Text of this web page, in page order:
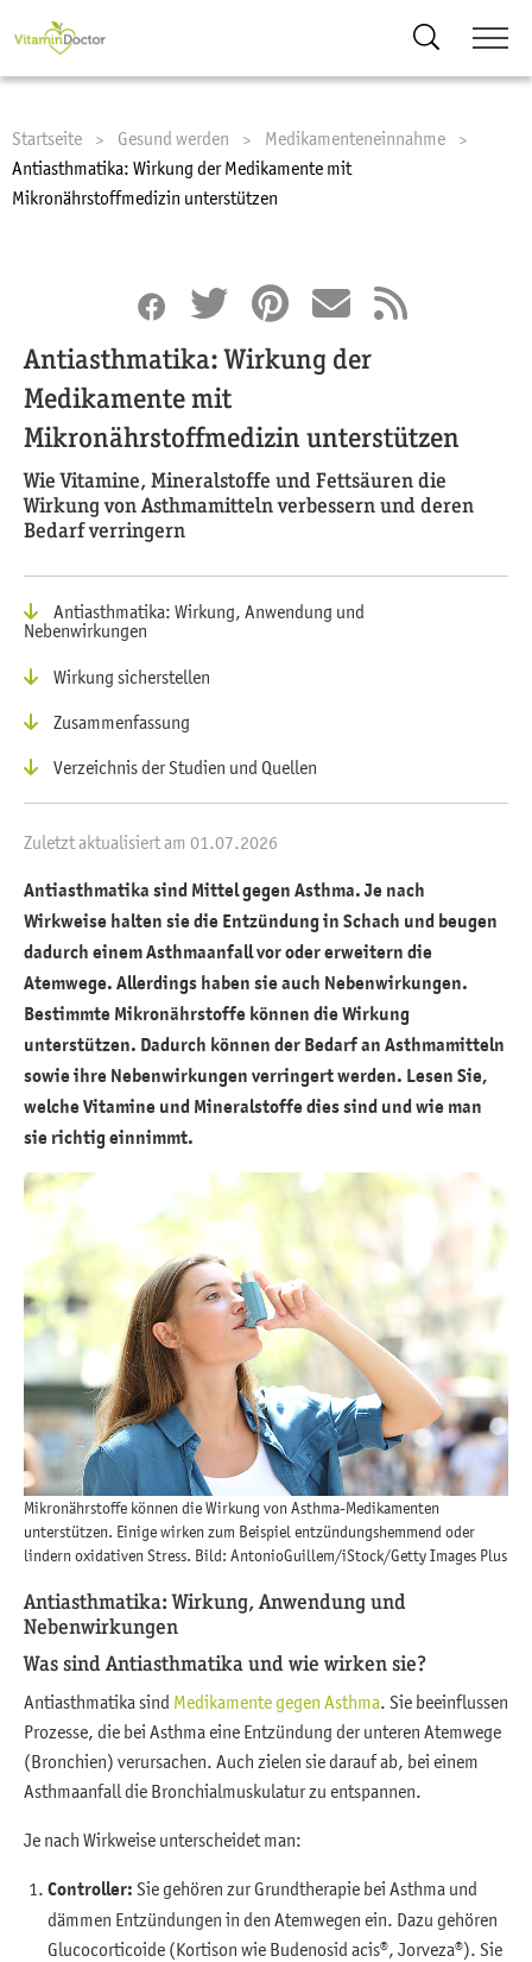
Startseite Gesund werden
Medikamenteneinnahme
Current:
Antiasthmatika: Wirkung der Medikamente mit
Mikronährstoffmedizin unterstützen
Antiasthmatika: Wirkung der
Medikamente mit
Mikronährstoffmedizin unterstützen
Wie Vitamine, Mineralstoffe und Fettsäuren die
Wirkung von Asthmamitteln verbessern und deren
Bedarf verringern
Antiasthmatika: Wirkung, Anwendung und
Nebenwirkungen
Wirkung sicherstellen
Zusammenfassung
Verzeichnis der Studien und Quellen
Zuletzt aktualisiert am 01.07.2026
Antiasthmatika sind Mittel gegen Asthma. Je nach
Wirkweise halten sie die Entzündung in Schach und beugen
dadurch einem Asthmaanfall vor oder erweitern die
Atemwege. Allerdings haben sie auch Nebenwirkungen.
Bestimmte Mikronährstoffe können die Wirkung
unterstützen. Dadurch können der Bedarf an Asthmamitteln
sowie ihre Nebenwirkungen verringert werden. Lesen Sie,
welche Vitamine und Mineralstoffe dies sind und wie man
sie richtig einnimmt.
Mikronährstoffe können die Wirkung von Asthma-Medikamenten
unterstützen. Einige wirken zum Beispiel entzündungshemmend oder
lindern oxidativen Stress. Bild: AntonioGuillem/iStock/Getty Images Plus
Antiasthmatika: Wirkung, Anwendung und
Nebenwirkungen
Was sind Antiasthmatika und wie wirken sie?
Antiasthmatika sind Medikamente gegen Asthma. Sie beeinflussen
Prozesse, die bei Asthma eine Entzündung der unteren Atemwege
(Bronchien) verursachen. Auch zielen sie darauf ab, bei einem
Asthmaanfall die Bronchialmuskulatur zu entspannen.
Je nach Wirkweise unterscheidet man:
Controller: Sie gehören zur Grundtherapie bei Asthma und
dämmen Entzündungen in den Atemwegen ein. Dazu gehören
Glucocorticoide (Kortison wie Budenosid acis®, Jorveza®). Sie